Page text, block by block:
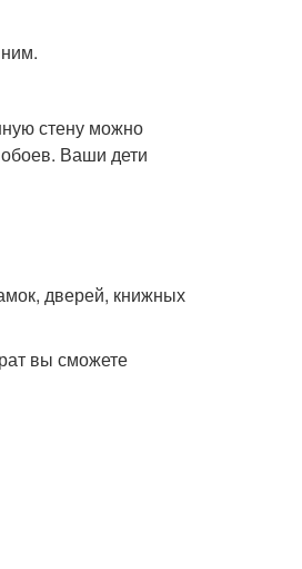
стену можно
Ваши дети
дверей, книжных
вы сможете